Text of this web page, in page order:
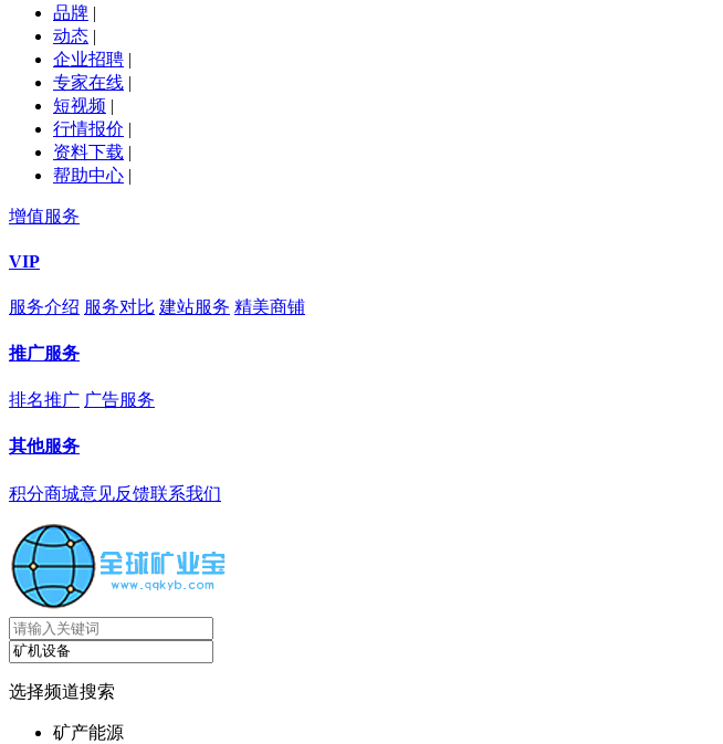
品牌 |
动态 |
企业招聘 |
专家在线 |
短视频 |
行情报价 |
资料下载 |
帮助中心 |
增值服务
VIP
服务介绍 服务对比 建站服务 精美商铺
推广服务
排名推广 广告服务
其他服务
积分商城意见反馈联系我们
选择频道搜索
矿产能源